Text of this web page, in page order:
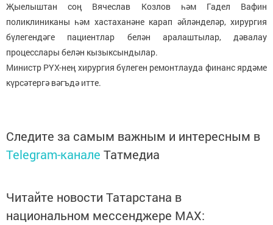
Җыелыштан соң Вячеслав Козлов һәм Гадел Вафин
поликлиниканы һәм хастаханәне карап әйләнделәр, хирургия
бүлегендәге пациентлар белән аралаштылар, дәвалау
процесслары белән кызыксындылар.
Министр РҮХ-нең хирургия бүлеген ремонтлауда финанс ярдәме
күрсәтергә вәгъдә итте.
Следите за самым важным и интересным в
Telegram-канале Татмедиа
Читайте новости Татарстана в
национальном мессенджере MАХ: